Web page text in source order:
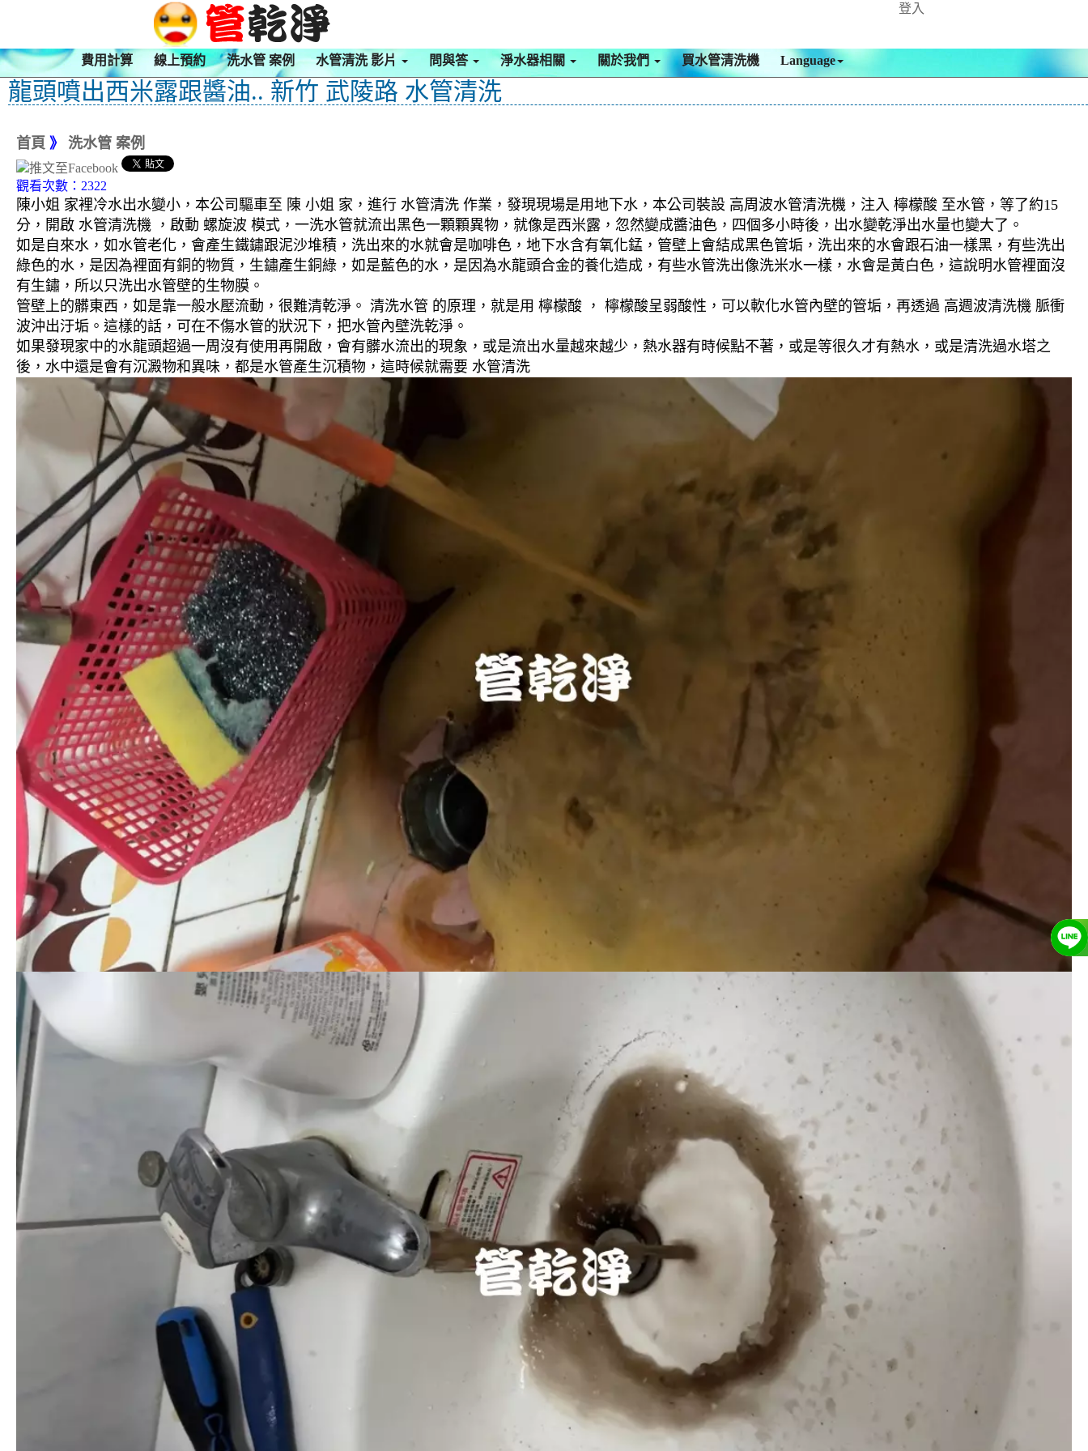
登入
費用計算 線上預約 洗水管 案例 水管清洗 影片 問與答 淨水器相關 關於我們 買水管清洗機 Language
龍頭噴出西米露跟醬油.. 新竹 武陵路 水管清洗
首頁 》 洗水管 案例
觀看次數：2322
陳小姐 家裡冷水出水變小，本公司驅車至 陳 小姐 家，進行 水管清洗 作業，發現現場是用地下水，本公司裝設 高周波水管清洗機，注入 檸檬酸 至水管，等了約15
分，開啟 水管清洗機 ，啟動 螺旋波 模式，一洗水管就流出黑色一顆顆異物，就像是西米露，忽然變成醬油色，四個多小時後，出水變乾淨出水量也變大了。
如是自來水，如水管老化，會產生鐵鏽跟泥沙堆積，洗出來的水就會是咖啡色，地下水含有氧化錳，管壁上會結成黑色管垢，洗出來的水會跟石油一樣黑，有些洗出
綠色的水，是因為裡面有銅的物質，生鏽產生銅綠，如是藍色的水，是因為水龍頭合金的養化造成，有些水管洗出像洗米水一樣，水會是黃白色，這說明水管裡面沒
有生鏽，所以只洗出水管壁的生物膜。
管壁上的髒東西，如是靠一般水壓流動，很難清乾淨。 清洗水管 的原理，就是用 檸檬酸 ， 檸檬酸呈弱酸性，可以軟化水管內壁的管垢，再透過 高週波清洗機 脈衝
波沖出汙垢。這樣的話，可在不傷水管的狀況下，把水管內壁洗乾淨。
如果發現家中的水龍頭超過一周沒有使用再開啟，會有髒水流出的現象，或是流出水量越來越少，熱水器有時候點不著，或是等很久才有熱水，或是清洗過水塔之
後，水中還是會有沉澱物和異味，都是水管產生沉積物，這時候就需要 水管清洗